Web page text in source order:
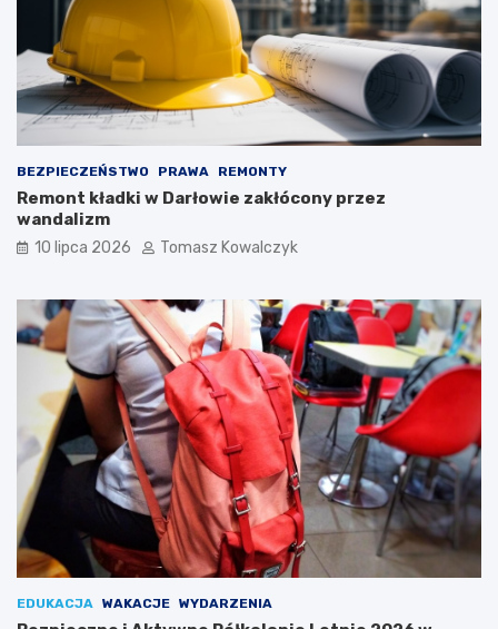
BEZPIECZEŃSTWO PRAWA REMONTY
Remont kładki w Darłowie zakłócony przez
wandalizm
10 lipca 2026 Tomasz Kowalczyk
EDUKACJA WAKACJE WYDARZENIA